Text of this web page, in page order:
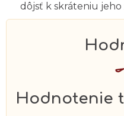
dôjsť k skráteniu jeho
Hodnotenie